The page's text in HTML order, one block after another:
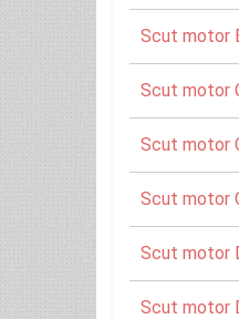
Scut motor
Scut motor
Scut motor
Scut motor
Scut motor
Scut motor